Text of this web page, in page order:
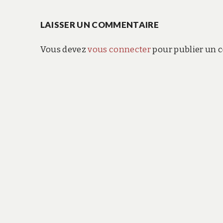
de
l’article
LAISSER UN COMMENTAIRE
Vous devezvous connecterpour publier un